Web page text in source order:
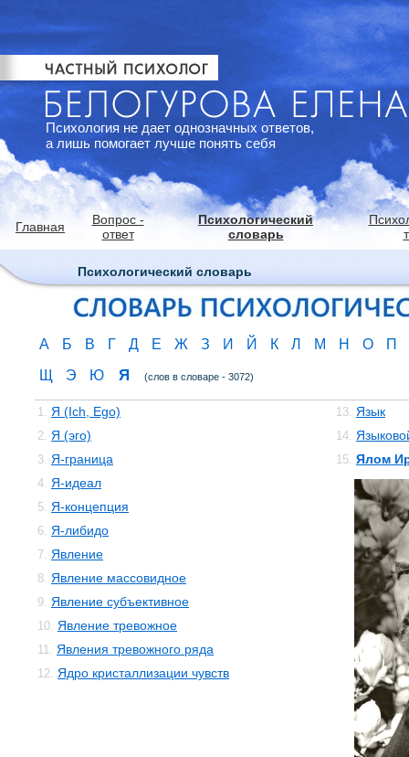
Психология не дает однозначных ответов,
а лишь помогает лучше понять себя
Главная
Вопрос -
ответ
Психологический
словарь
Психологический словарь
А Б В Г Д Е Ж З И Й К Л М Н О
П
Щ
Э Ю Я (слов в словаре - 3072)
1. Я (Ich, Ego)
2. Я (эго)
3. Я-граница
4. Я-идеал
5. Я-концепция
6. Я-либидо
7. Явление
8. Явление массовидное
9. Явление субъективное
10. Явление тревожное
11. Явления тревожного ряда
12. Ядро кристаллизации чувств
13. Язык
14.
15. Ялом